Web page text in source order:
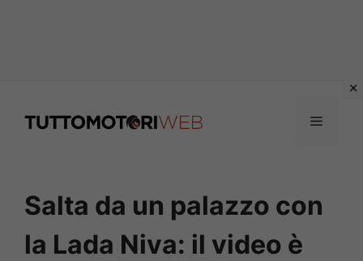
Menu
Salta da un palazzo con
la Lada Niva: il video è